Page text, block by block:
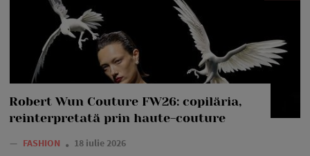
Robert Wun Couture FW26: copilăria,
reinterpretată prin haute-couture
— FASHION 18 iulie 2026